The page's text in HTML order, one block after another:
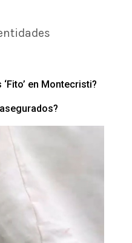
en Montecristi?